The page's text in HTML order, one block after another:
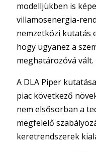
modelljükben is
villamosenergia-
nemzetközi kutatás
hogy ugyanez a
meghatározóvá vált.
A DLA Piper
piac következő
nem elsősorban a
megfelelő
keretrendszerek